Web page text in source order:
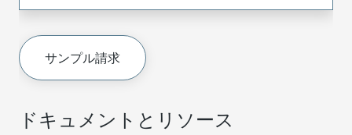
ドキュメントとリソース
サンプル請求